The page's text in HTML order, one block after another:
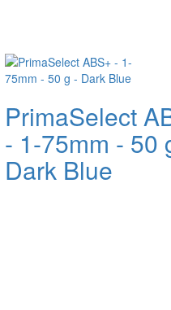
PrimaSelect
- 1-75mm - 50
Dark Blue